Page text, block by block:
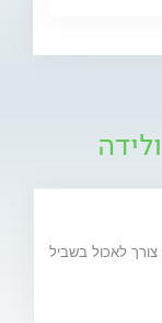
לאכול בשביל